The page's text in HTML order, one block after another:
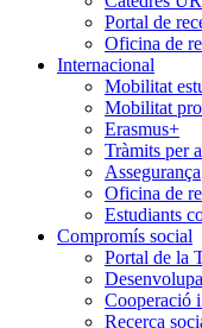
Portal de
Oficina de
Internacional
Mobilitat
Mobilitat
Erasmus+
Tràmits per
Assegurança
Oficina de
Estudiants
Compromís social
Portal de la
Cooperació
Recerca